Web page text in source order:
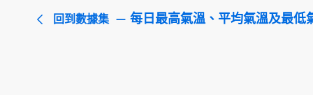
回到數據集 每日最高氣溫、平均氣溫及最低